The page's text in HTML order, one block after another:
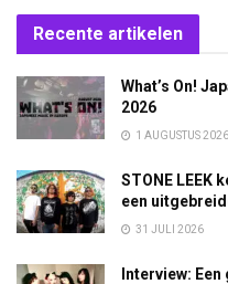
Recente artikelen
What’s On!
2026
1 AUGUSTUS 2026
STONE LEEK
een
31 JULI 2026
Interview: